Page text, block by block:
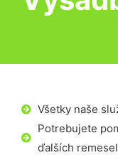
Všetky naše
Potrebujete
ďalších